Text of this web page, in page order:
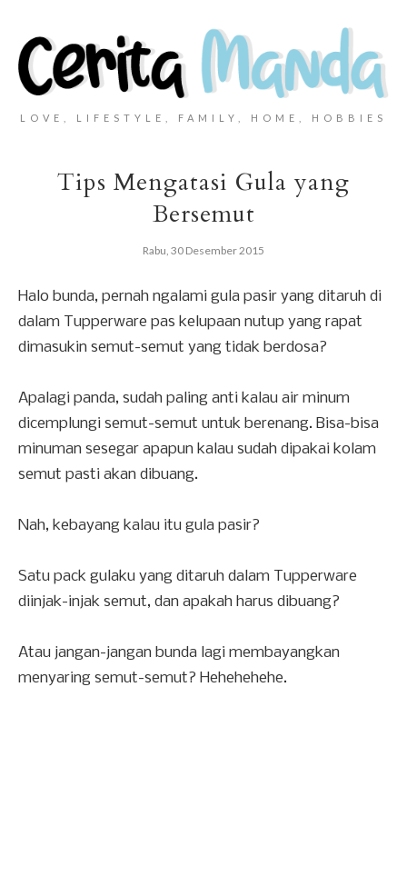
LOVE, LIFESTYLE, FAMILY, HOME, HOBBIES
Tips Mengatasi Gula yang
Bersemut
Rabu, 30 Desember 2015
Halo bunda, pernah ngalami gula pasir yang ditaruh di
dalam Tupperware pas kelupaan nutup yang rapat
dimasukin semut-semut yang tidak berdosa?
Apalagi panda, sudah paling anti kalau air minum
dicemplungi semut-semut untuk berenang. Bisa-bisa
minuman sesegar apapun kalau sudah dipakai kolam
semut pasti akan dibuang.
Nah, kebayang kalau itu gula pasir?
Satu pack gulaku yang ditaruh dalam Tupperware
diinjak-injak semut, dan apakah harus dibuang?
Atau jangan-jangan bunda lagi membayangkan
menyaring semut-semut? Hehehehehe.